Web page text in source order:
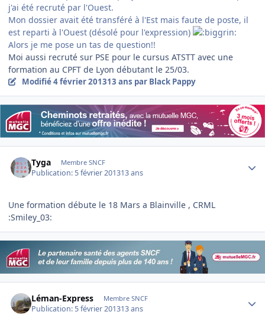
j'ai été recruté par l'Ouest.
Mon dossier avait été transféré à l'Est mais faute de poste, il
est reparti à l'Ouest (désolé pour l'expression)
Alors je me pose un tas de question!!
Moi aussi recruté sur PSE pour le cursus ATSTT avec une
formation au CPFT de Lyon débutant le 25/03.
Modifié4 février 201313 ans par Black Pappy
Tyga Membre SNCF
Publication: 5 février 201313 ans
Une formation débute le 18 Mars a Blainville , CRML
:Smiley_03:
Léman-Express Membre SNCF
Publication: 5 février 201313 ans